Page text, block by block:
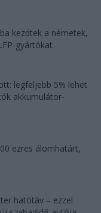
kezdtek a németek,
gyártókat
legfeljebb 5% lehet
akkumulátor-
ezres álomhatárt,
hatótáv – ezzel